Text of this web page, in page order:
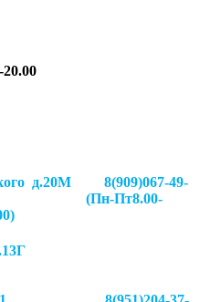
д.20М 8(909)067-49-
д.13Г